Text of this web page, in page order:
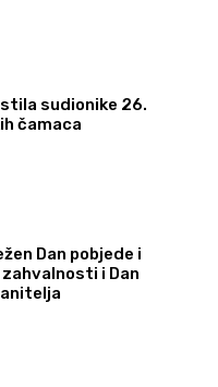
sudionike 26.
čamaca
Dan pobjede i
i Dan